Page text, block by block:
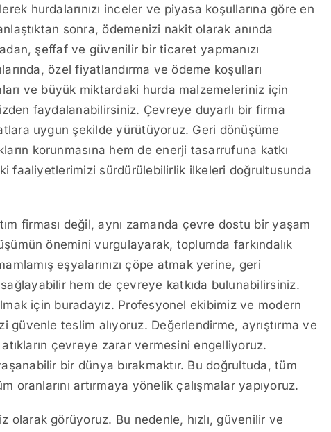
hurdalarınızı inceler ve piyasa koşullarına göre en
sonra, ödemenizi nakit olarak anında
şeffaf ve güvenilir bir ticaret yapmanızı
özel fiyatlandırma ve ödeme koşulları
ve büyük miktardaki hurda malzemeleriniz için
faydalanabilirsiniz. Çevreye duyarlı bir firma
uygun şekilde yürütüyoruz. Geri dönüşüme
korunmasına hem de enerji tasarrufuna katkı
faaliyetlerimizi sürdürülebilirlik ilkeleri doğrultusunda
firması değil, aynı zamanda çevre dostu bir yaşam
önemini vurgulayarak, toplumda farkındalık
eşyalarınızı çöpe atmak yerine, geri
hem de çevreye katkıda bulunabilirsiniz.
için buradayız. Profesyonel ekibimiz ve modern
güvenle teslim alıyoruz. Değerlendirme, ayrıştırma ve
çevreye zarar vermesini engelliyoruz.
bir dünya bırakmaktır. Bu doğrultuda, tüm
oranlarını artırmaya yönelik çalışmalar yapıyoruz.
görüyoruz. Bu nedenle, hızlı, güvenilir ve